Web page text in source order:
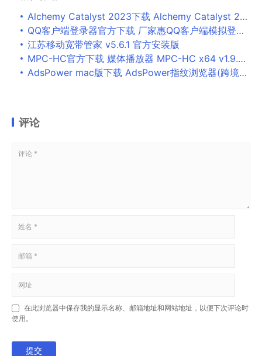
Alchemy Catalyst 2023下载 Alchemy Catalyst 2023 v15.0.100 免费破解版 附激活教程
QQ客户端登录器官方下载 厂家惠QQ客户端模拟登录器 v1.1 官方免费绿色版
江苏移动宽带管家 v5.6.1 官方安装版
MPC-HC官方下载 媒体播放器 MPC-HC x64 v1.9.24.35 中文免装版
AdsPower mac版下载 AdsPower指纹浏览器(跨境电商) for mac v5.4.20 苹果电脑版 适用m1芯片
评论
在此浏览器中保存我的显示名称、邮箱地址和网站地址，以便下次评论时
使用。
提交